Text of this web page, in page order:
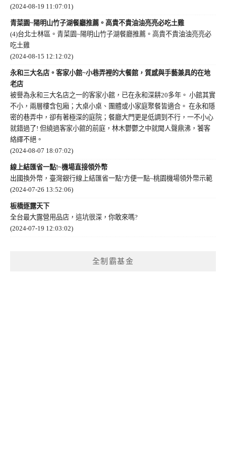
(2024-08-19 11:07:01)
青菜園~陽明山竹子湖餐廳推薦。高貴不貴油油亮亮必吃土雞
(4)台北士林區。青菜園~陽明山竹子湖餐廳推薦。高貴不貴油油亮亮必
吃土雞
(2024-08-15 12:12:02)
永和三大名店。客家小館~小巷弄裡的大餐館，質感與手藝兼具的在地
老店
被譽為永和三大名店之一的客家小館，已在永和深耕20多年。 小館其實
不小，兩層樓含包廂；大桌小桌、團體或小家庭聚餐皆適合。 在永和隱
密的巷弄中，卻有著極深的庭院；餐廳大門更是低調到不行，一不小心
就錯過了! 但繞過客家小館的前庭，林木鬱鬱之中就聞人聲鼎沸，饕客
絡繹不絕。
(2024-08-07 18:07:02)
線上結匯省一點!~機場直接領外幣
出國換外幣，臺灣銀行線上結匯省一點!方便一點~桃園機場領外幣示範
(2024-07-26 13:52:06)
板橋逐露天下
全台最大露營用品店，這坑很深，你敢來嗎?
(2024-07-19 12:03:02)
全制霸基金